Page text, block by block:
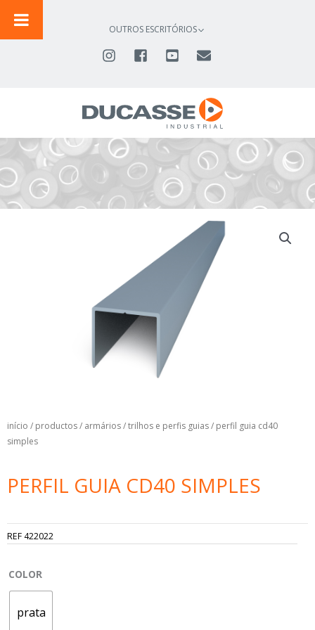
PARA
O
OUTROS ESCRITÓRIOS
início / productos/ armários/trilhos e perfis guias/ perfil guia cd40
simples
PERFIL GUIA CD40 SIMPLES
REF422022
COLOR
prata
PERFIL
GUIA
CD40